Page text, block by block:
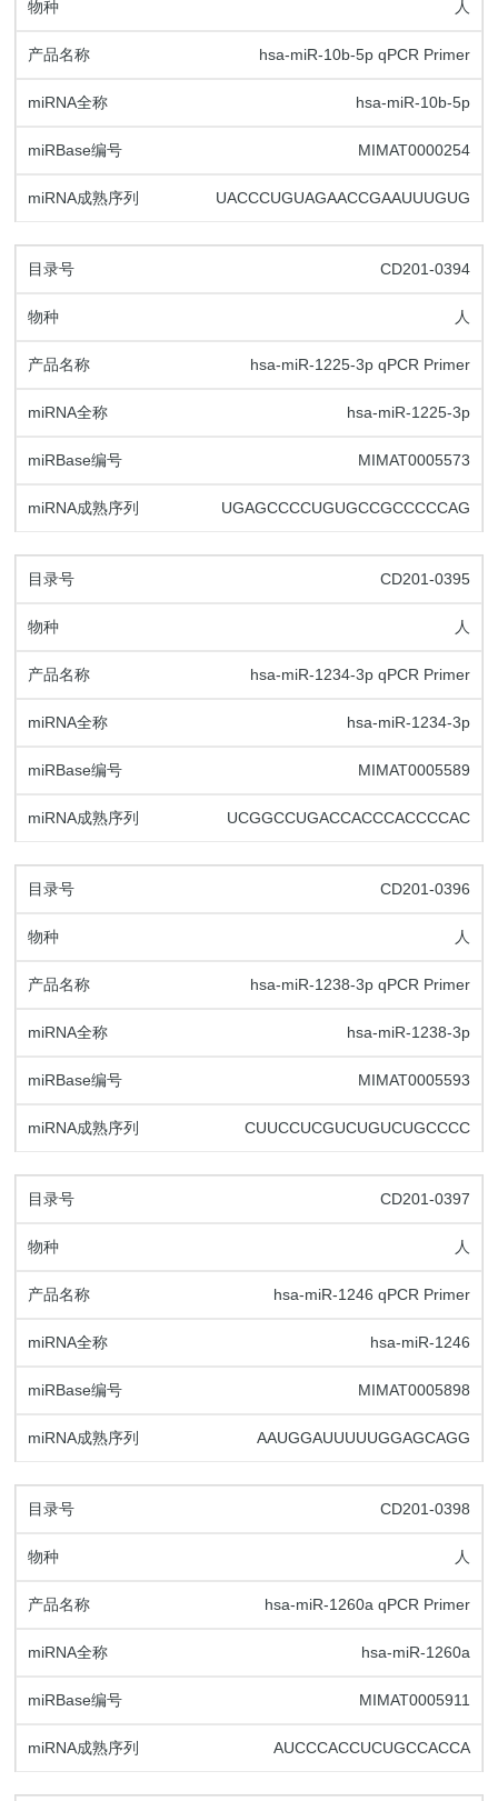
人
hsa-miR-10b-5p qPCR Primer
hsa-miR-10b-5p
MIMAT0000254
UACCCUGUAGAACCGAAUUUGUG
CD201-0394
人
hsa-miR-1225-3p qPCR Primer
hsa-miR-1225-3p
MIMAT0005573
UGAGCCCCUGUGCCGCCCCCAG
CD201-0395
人
hsa-miR-1234-3p qPCR Primer
hsa-miR-1234-3p
MIMAT0005589
UCGGCCUGACCACCCACCCCAC
CD201-0396
人
hsa-miR-1238-3p qPCR Primer
hsa-miR-1238-3p
MIMAT0005593
CUUCCUCGUCUGUCUGCCCC
CD201-0397
人
hsa-miR-1246 qPCR Primer
hsa-miR-1246
MIMAT0005898
AAUGGAUUUUUGGAGCAGG
CD201-0398
人
hsa-miR-1260a qPCR Primer
hsa-miR-1260a
MIMAT0005911
AUCCCACCUCUGCCACCA